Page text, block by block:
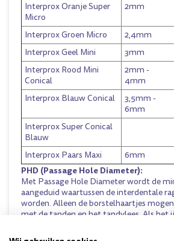
Interprox Oranje Super
Micro
2mm
Interprox Groen Micro 2,4mm
Interprox Geel Mini
3mm
Interprox Rood Mini
Conical
2mm -
4mm
Interprox Blauw Conical
3,5mm -
6mm
Interprox Super Conical
Blauw
Interprox Paars Maxi 6mm
PHD (Passage Hole Diameter):
Met Passage Hole Diameter wordt de
aangeduid waartussen de interdentale
worden. Alleen de borstelhaartjes
met de tanden en het tandvlees. Als het
aanraking komt met het tandvlees of als
verbuigt, dan wordt het aangeraden om